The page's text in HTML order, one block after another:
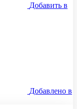
Добавить в
Добавлено в